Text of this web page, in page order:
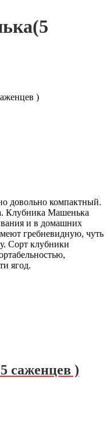
)
довольно компактный.
Клубника Машенька
и в домашних
гребневидную, чуть
Сорт клубники
ягод.
саженцев )